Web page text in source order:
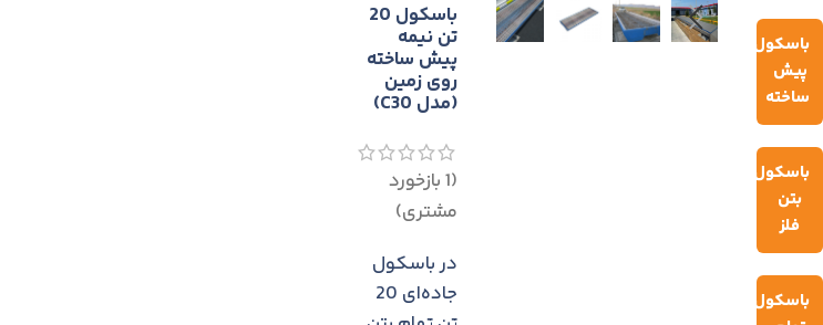
باسکول
پیش
ساخته
باسکول
بتن
فلز
باسکول
باسكول 20
تن نیمه
پیش ساخته
روی زمين
(مدل C30)
(
1بازخورد
مشتری)
در باسکول
جاده‌ای 20